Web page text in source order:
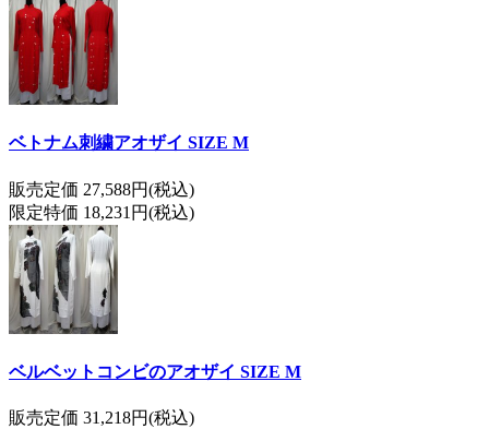
ベトナム刺繍アオザイ SIZE M
販売定価 27,588円(税込)
限定特価 18,231円(税込)
ベルベットコンビのアオザイ SIZE M
販売定価 31,218円(税込)